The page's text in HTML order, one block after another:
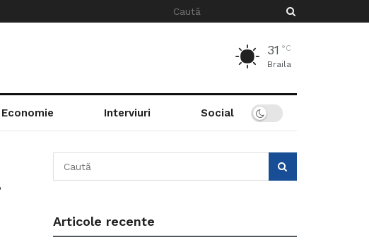
31 °C
Braila
Economie Interviuri Social
Articole recente